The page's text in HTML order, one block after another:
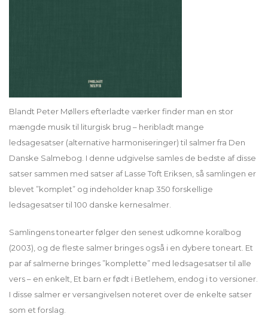
Blandt Peter Møllers efterladte værker finder man en stor
mængde musik til liturgisk brug – heribladt mange
ledsagesatser (alternative harmoniseringer) til salmer fra Den
Danske Salmebog. I denne udgivelse samles de bedste af disse
satser sammen med satser af Lasse Toft Eriksen, så samlingen er
blevet ”komplet” og indeholder knap 350 forskellige
ledsagesatser til 100 danske kernesalmer.
Samlingens tonearter følger den senest udkomne koralbog
(2003), og de fleste salmer bringes også i en dybere toneart. Et
par af salmerne bringes ”komplette” med ledsagesatser til alle
vers – en enkelt, Et barn er født i Betlehem, endog i to versioner.
I disse salmer er versangivelsen noteret over de enkelte satser
som et forslag.